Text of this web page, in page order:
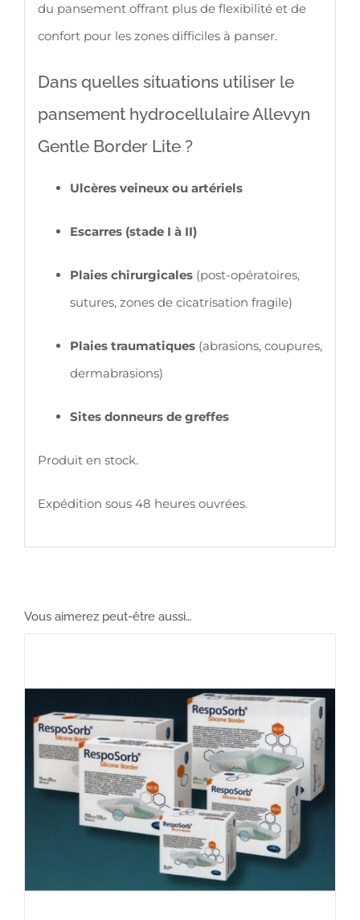
du pansement offrant plus de flexibilité et de
confort pour les zones difficiles à panser.
Dans quelles situations utiliser le
pansement hydrocellulaire Allevyn
Gentle Border Lite ?
Ulcères veineux ou artériels
Escarres (stade I à II)
Plaies chirurgicales(post-opératoires,
sutures, zones de cicatrisation fragile)
Plaies traumatiques(abrasions, coupures,
dermabrasions)
Sites donneurs de greffes
Produit en stock.
Expédition sous 48 heures ouvrées.
Vous aimerez peut-être aussi…